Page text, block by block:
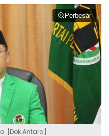
Perbesar
[Dok.Antara]